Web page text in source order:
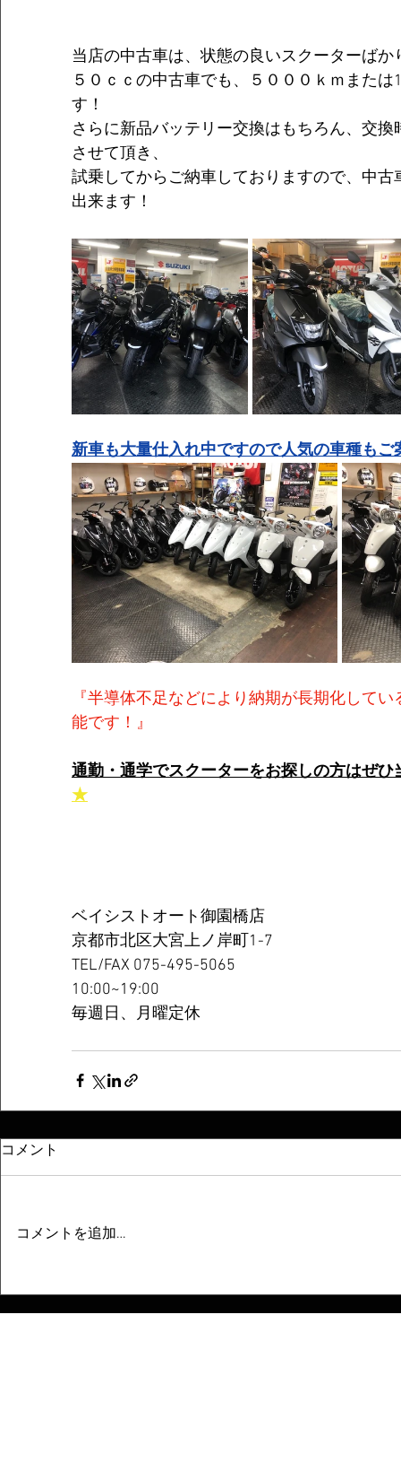
当店の中古車は、状態の良いスクーターばか
５０ｃｃの中古車でも、５０００ｋｍまた
す！
さらに新品バッテリー交換はもちろん、交
させて頂き、
試乗してからご納車しておりますので、中
出来ます！
新車も大量仕入れ中ですので人気の車種もご
『半導体不足などにより納期が長期化して
能です！』
通勤・通学でスクーターをお探しの方はぜ
★
ベイシストオート御園橋店
京都市北区大宮上ノ岸町1-7
TEL/FAX 075-495-5065
10:00~19:00
毎週日、月曜定休
コメント
コメントを追加…